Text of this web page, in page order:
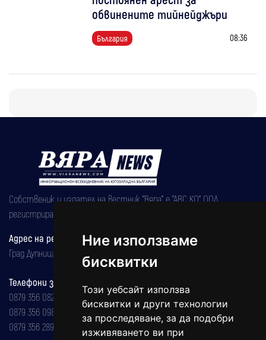
Ние използваме
бисквитки
Този уебсайт използва
бисквитки и други технологии
за проследяване, за да подобри
изживяването ви при
обвинените тийнейджъри
България 08:36
Собственик и издател на вестник "Вяра" е "АВС КО" ООД,
регистрирана на 08.05.2002 година.
Адрес на редакцията
Град Дупница, ул.''Христо Ботев" 43
Телефони за реклама и абонаменти
0879 356 082
0879 356 098
0879 356 289